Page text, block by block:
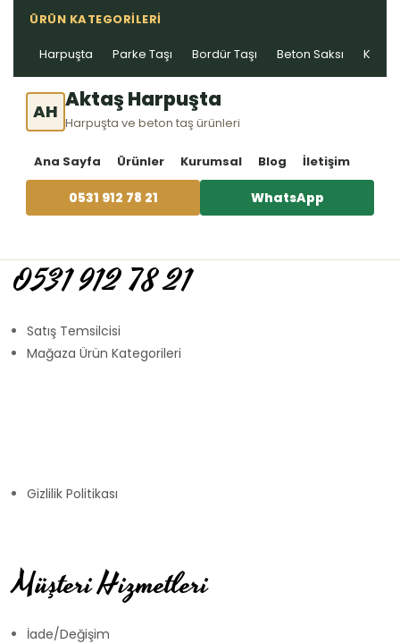
ÜRÜN KATEGORILERI
Harpuşta Parke Taşı Bordür Taşı Beton Saksı Kablo
AH Aktaş Harpuşta
Harpuşta ve beton taş ürünleri
Ana Sayfa Ürünler Kurumsal Blog İletişim
0531 912 78 21 WhatsApp
0531 912 78 21
Satış Temsilcisi
Mağaza Ürün Kategorileri
Gizlilik Politikası
Müşteri Hizmetleri
İade/Değişim